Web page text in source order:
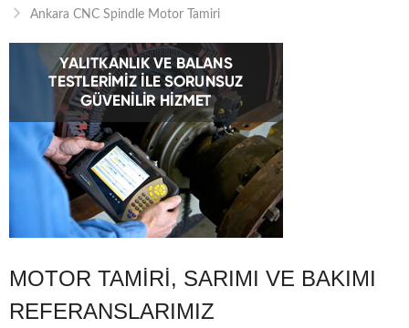
Ankara CNC Spindle Motor Tamiri
MOTOR TAMIRI, SARIMI VE BAKIMI
REFERANSLARIMIZ